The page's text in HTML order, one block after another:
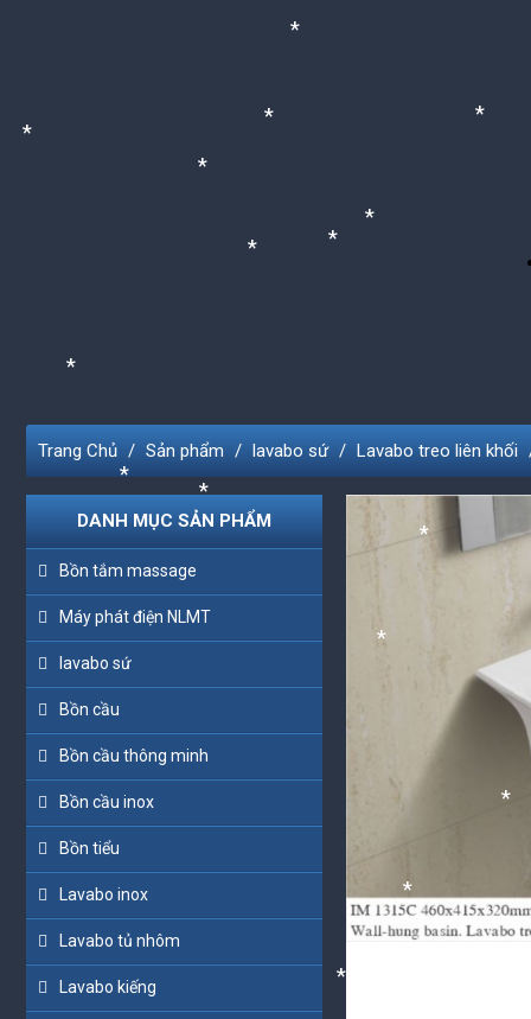
*
*
*
Trang Chủ Sản phẩm lavabo sứ Lavabo treo liên khối
DANH MỤC SẢN PHẨM
Bồn tắm massage
Máy phát điện NLMT
lavabo sứ
Bồn cầu
Bồn cầu thông minh
Bồn cầu inox
Bồn tiểu
Lavabo inox
Lavabo tủ nhôm
Lavabo kiếng